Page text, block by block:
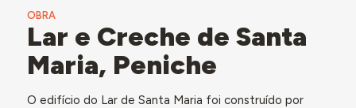
OBRA
Lar e Creche de Santa
Maria, Peniche
O edifício do Lar de Santa Maria foi construído por